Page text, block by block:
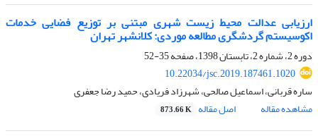
ارزیابی عدالت محیط‌ زیست شهری مبتنی بر توزیع فضایی خدمات
اکوسیستم گردشگری مطالعه موردی: کلانشهر تهران
دوره 2، شماره 2، تابستان 1398، صفحه
35-52
10.22034/jsc.2019.187461.1020
ساره قربانی، اسماعیل صالحی، شهرزاد فریادی، حمید رضا جعفری
مشاهده مقاله
اصل مقاله 873.66 K